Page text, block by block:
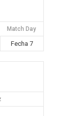
Match Day
Fecha 7